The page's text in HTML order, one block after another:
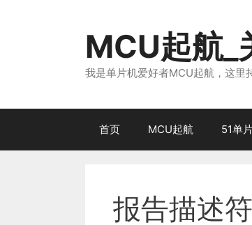
MCU起航_
我是单片机爱好者MCU起航，这里
首页 MCU起航 51单
报告描述符